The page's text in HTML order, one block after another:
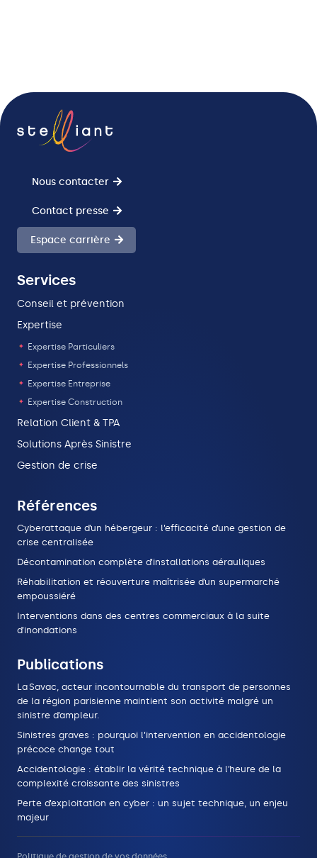
Nous contacter
Contact presse
Espace carrière
Services
Conseil et prévention
Expertise
Expertise Particuliers
Expertise Professionnels
Expertise Entreprise
Expertise Construction
Relation Client & TPA
Solutions Après Sinistre
Gestion de crise
Références
Cyberattaque d’un hébergeur : l’efficacité d’une gestion de
crise centralisée
Décontamination complète d’installations aérauliques
Réhabilitation et réouverture maîtrisée d’un supermarché
empoussiéré
Interventions dans des centres commerciaux à la suite
d’inondations
Publications
La Savac, acteur incontournable du transport de personnes
de la région parisienne maintient son activité malgré un
sinistre d’ampleur.
Sinistres graves : pourquoi l’intervention en accidentologie
précoce change tout
Accidentologie : établir la vérité technique à l’heure de la
complexité croissante des sinistres
Perte d’exploitation en cyber : un sujet technique, un enjeu
majeur